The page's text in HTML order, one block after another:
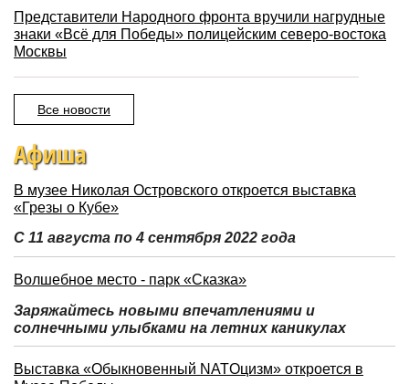
Представители Народного фронта вручили нагрудные
знаки «Всё для Победы» полицейским северо-востока
Москвы
Все новости
Афиша
В музее Николая Островского откроется выставка
«Грезы о Кубе»
С 11 августа по 4 сентября 2022 года
Волшебное место - парк «Сказка»
Заряжайтесь новыми впечатлениями и
солнечными улыбками на летних каникулах
Выставка «Обыкновенный NATOцизм» откроется в